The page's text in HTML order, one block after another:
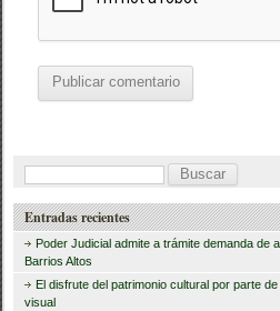
B
u
s
c
a
Entradas recientes
Poder Judicial admite a trámite demanda de
Barrios Altos
El disfrute del patrimonio cultural por parte
visual